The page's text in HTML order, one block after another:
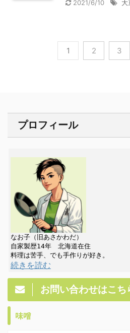
2021/6/10 大
1 2 3
プロフィール
なお子（旧あさかわだ）
自家製歴14年　北海道在住
続きを読む
お問い合わせはこち
味噌